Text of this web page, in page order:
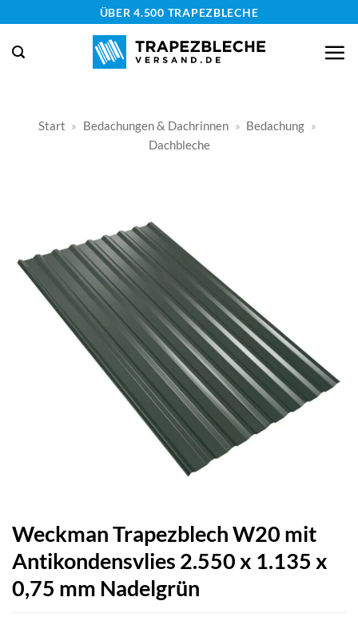
springen
ÜBER 4.500 TRAPEZBLECHE
Start » Bedachungen & Dachrinnen » Bedachung »
Dachbleche
Weckman Trapezblech W20 mit
Antikondensvlies 2.550 x 1.135 x
0,75 mm Nadelgrün